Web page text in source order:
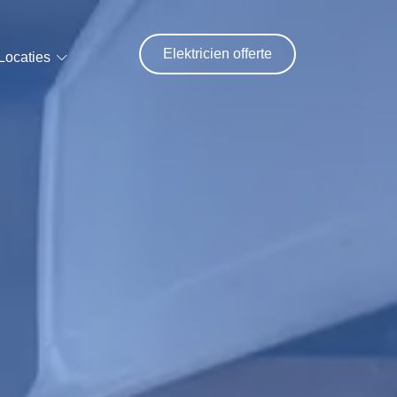
Elektricien offerte